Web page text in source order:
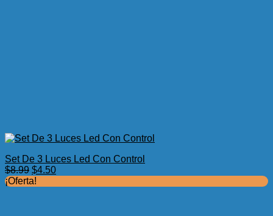
Set De 3 Luces Led Con Control
$8.99 El
precio
$4.50El
¡Oferta!